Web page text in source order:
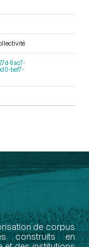
8ac7-
bef7-
de corpus
construits en